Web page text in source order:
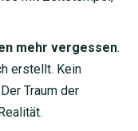
mehr vergessen.
erstellt. Kein
Traum der